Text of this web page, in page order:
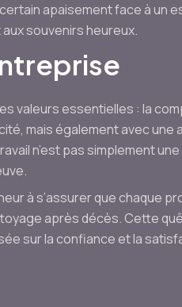
apaisement face à un
souvenirs heureux.
valeurs essentielles : la
mais également avec
n’est pas simplement
à s’assurer que chaque
après décès. Cette
sur la confiance et la